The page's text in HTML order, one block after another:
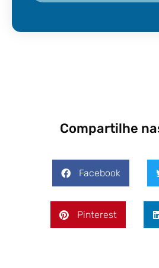
Compartilhe
Facebook
Pinterest